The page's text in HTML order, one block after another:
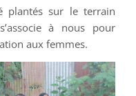
plantés sur le terrain
à nous pour
aux femmes.